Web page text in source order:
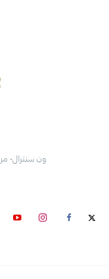
ون سنترال- مركز